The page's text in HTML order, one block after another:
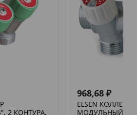
2 КОНТУРА,
968,68 ₽
ELSEN
МОДУЛЬНЫЙ, 3/